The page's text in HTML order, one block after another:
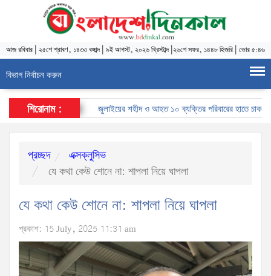
আজরবিবার ২৫শে শ্রাবণ, ১৪৩৩ বঙ্গাব্দ| ৯ই আগস্ট, ২০২৬ খ্রিস্টাব্দ| ২৬শে সফর, ১৪৪৮ হিজরি ভোর ৫:৪৬
বিভাগ নির্বাচন করুন
শিরোনাম : জুলাইয়ের শহীদ ও আহত ১০ ব্যক্তির পরিবারের হাতে চাকরির
প্রচ্ছদ
এক্সক্লুসিভ
যে কথা কেউ শোনে না: শাপলা নিয়ে ঘাপলা
যে কথা কেউ শোনে না: শাপলা নিয়ে ঘাপলা
প্রকাশ: 15 July, 2025 11:31 am